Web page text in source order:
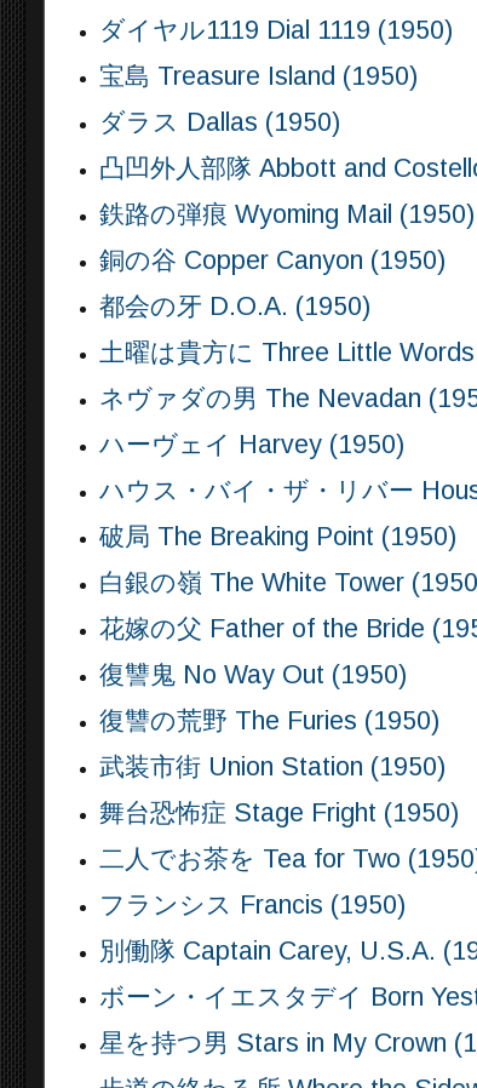
ダイヤル1119 Dial 1119 (1950)
宝島 Treasure Island (1950)
ダラス Dallas (1950)
凸凹外人部隊 Abbott and
鉄路の弾痕 Wyoming Mail (1950)
銅の谷 Copper Canyon (1950)
都会の牙 D.O.A. (1950)
土曜は貴方に Three Little
ネヴァダの男 The Nevadan
ハーヴェイ Harvey (1950)
ハウス・バイ・ザ・リバー
破局 The Breaking Point (1950)
白銀の嶺 The White Tower
花嫁の父 Father of the Bride
復讐鬼 No Way Out (1950)
復讐の荒野 The Furies (1950)
武装市街 Union Station (1950)
舞台恐怖症 Stage Fright (1950)
二人でお茶を Tea for Two
フランシス Francis (1950)
別働隊 Captain Carey, U.S.A.
ボーン・イエスタデイ Born
星を持つ男 Stars in My Crown